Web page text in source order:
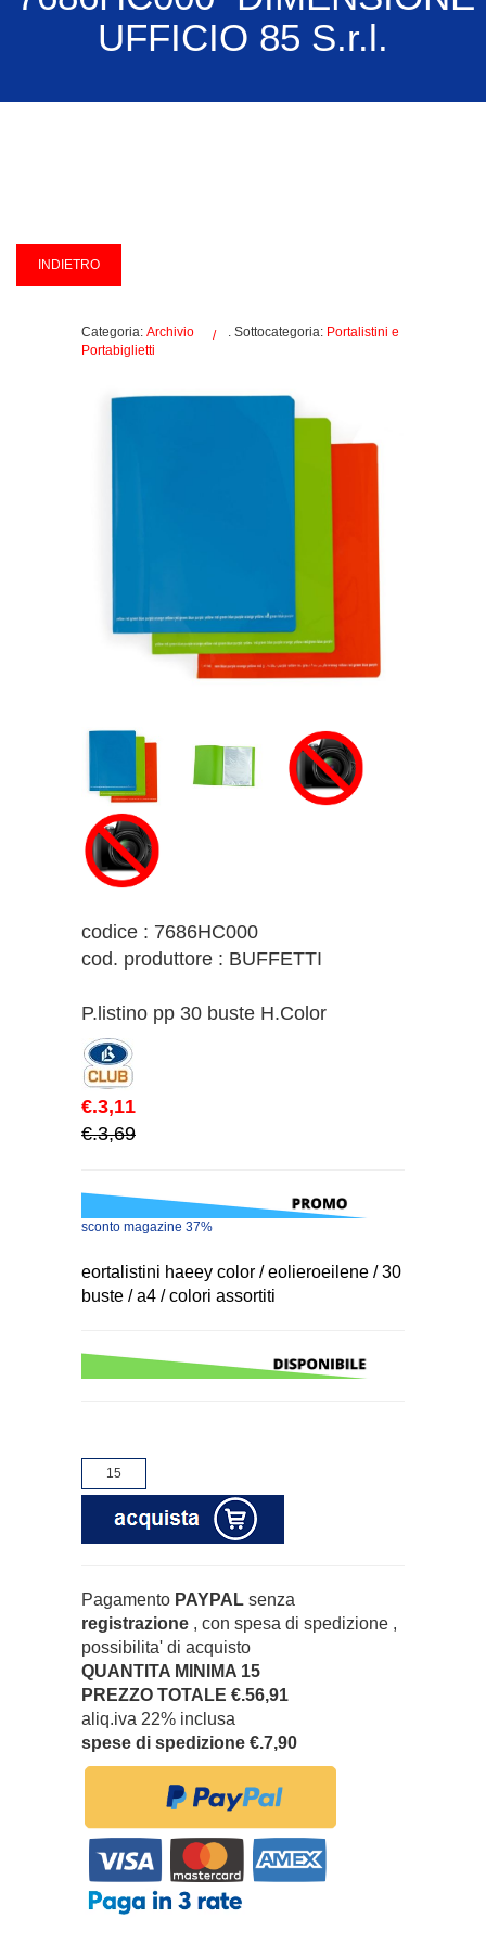
UFFICIO 85 S.r.l.
Categoria: Archivio . Sottocategoria: Portalistini e
Portabiglietti
codice : 7686HC000
cod. produttore : BUFFETTI
P.listino pp 30 buste H.Color
€.3,11
€.3,69
sconto magazine 37%
eortalistini haeey color / eolieroeilene / 30
buste / a4 / colori assortiti
Pagamento PAYPAL senza
registrazione , con spesa di spedizione ,
possibilita' di acquisto
QUANTITA MINIMA 15
PREZZO TOTALE €.56,91
aliq.iva 22% inclusa
spese di spedizione €.7,90